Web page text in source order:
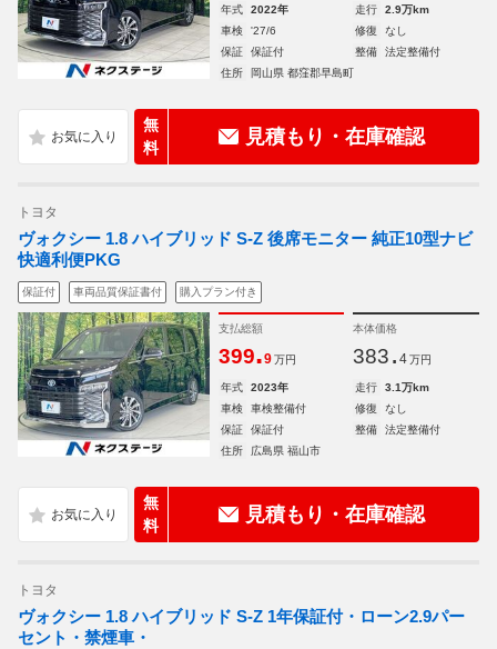
年式 2022年 走行
2.9万km
車検
'27/6 修復
なし
保証
保証付 整備
法定整備付
住所
岡山県 都窪郡早島町
無
料
見積もり・在庫確認
トヨタ
ヴォクシー 1.8 ハイブリッド S-Z 後席モニター 純正10型ナビ
快適利便PKG
保証付 車両品質保証書付 購入プラン付き
支払総額
399.9 万円
本体価格
383. 4 万円
年式 2023年 走行
3.1万km
車検
車検整備付 修復
なし
保証
保証付 整備
法定整備付
住所
広島県 福山市
無
料
見積もり・在庫確認
トヨタ
ヴォクシー 1.8 ハイブリッド S-Z 1年保証付・ローン2.9パー
セント・禁煙車・